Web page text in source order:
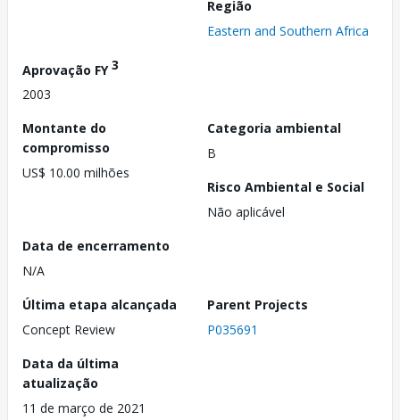
Região
Eastern and Southern Africa
Aprovação FY3
2003
Montante do
compromisso
US$ 10.00 milhões
Categoria ambiental
B
Risco Ambiental e Social
Não aplicável
Data de encerramento
N/A
Última etapa alcançada
Concept Review
Parent Projects
P035691
Data da última
atualização
11 de março de 2021